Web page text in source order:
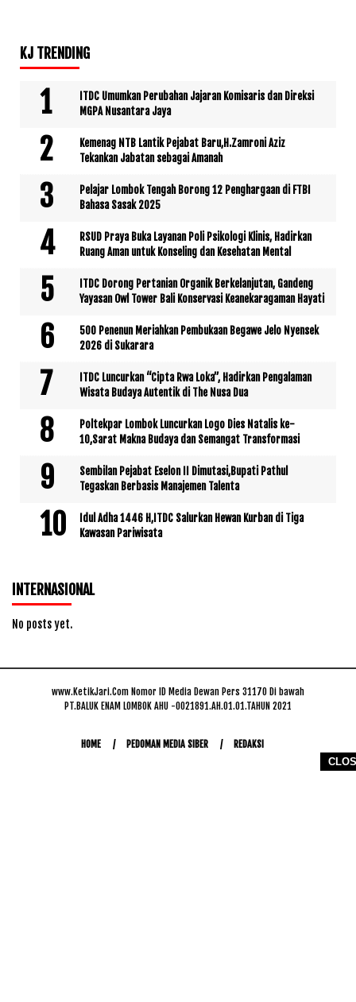
KJ TRENDING
ITDC Umumkan Perubahan Jajaran Komisaris dan Direksi
MGPA Nusantara Jaya
Kemenag NTB Lantik Pejabat Baru,H.Zamroni Aziz
Tekankan Jabatan sebagai Amanah
Pelajar Lombok Tengah Borong 12 Penghargaan di FTBI
Bahasa Sasak 2025
RSUD Praya Buka Layanan Poli Psikologi Klinis, Hadirkan
Ruang Aman untuk Konseling dan Kesehatan Mental
ITDC Dorong Pertanian Organik Berkelanjutan, Gandeng
Yayasan Owl Tower Bali Konservasi Keanekaragaman Hayati
500 Penenun Meriahkan Pembukaan Begawe Jelo Nyensek
2026 di Sukarara
ITDC Luncurkan “Cipta Rwa Loka”, Hadirkan Pengalaman
Wisata Budaya Autentik di The Nusa Dua
Poltekpar Lombok Luncurkan Logo Dies Natalis ke-
10,Sarat Makna Budaya dan Semangat Transformasi
Sembilan Pejabat Eselon II Dimutasi,Bupati Pathul
Tegaskan Berbasis Manajemen Talenta
Idul Adha 1446 H,ITDC Salurkan Hewan Kurban di Tiga
Kawasan Pariwisata
INTERNASIONAL
No posts yet.
www.KetikJari.Com Nomor ID Media Dewan Pers 31170 Di bawah
PT.BALUK ENAM LOMBOK AHU -0021891.AH.01.01.TAHUN 2021
HOME PEDOMAN MEDIA SIBER REDAKSI